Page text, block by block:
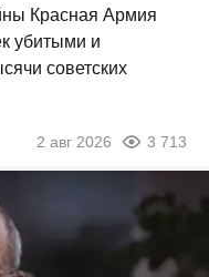
Красная Армия
убитыми и
советских
2 авг 2026 3 713